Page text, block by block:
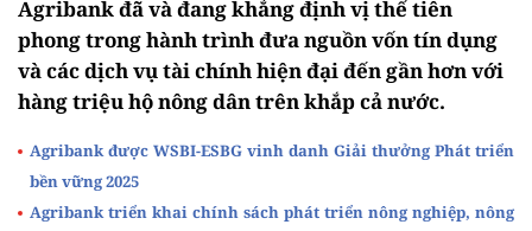
Agribank đã và đang khẳng định vị thế tiên
phong trong hành trình đưa nguồn vốn tín dụng
và các dịch vụ tài chính hiện đại đến gần hơn với
hàng triệu hộ nông dân trên khắp cả nước.
Agribank được WSBI-ESBG vinh danh Giải thưởng Phát triển
bền vững 2025
Agribank triển khai chính sách phát triển nông nghiệp, nông